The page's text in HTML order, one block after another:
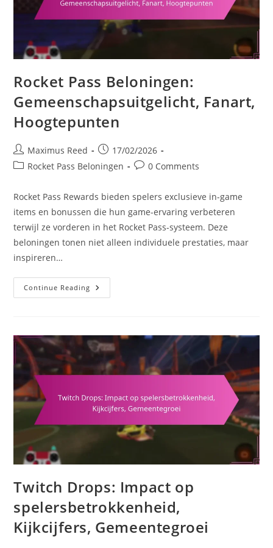
Rocket Pass Beloningen:
Gemeenschapsuitgelicht, Fanart,
Hoogtepunten
Post
author:
Maximus Reed
Post
published:
17/02/2026
PostRocket Pass Beloningen
Post0 Comments
Rocket Pass Rewards bieden spelers exclusieve in-game
items en bonussen die hun game-ervaring verbeteren
terwijl ze vorderen in het Rocket Pass-systeem. Deze
beloningen tonen niet alleen individuele prestaties, maar
inspireren…
Continue Reading Rocket
Pass
Twitch Drops: Impact op
spelersbetrokkenheid,
Kijkcijfers, Gemeentegroei